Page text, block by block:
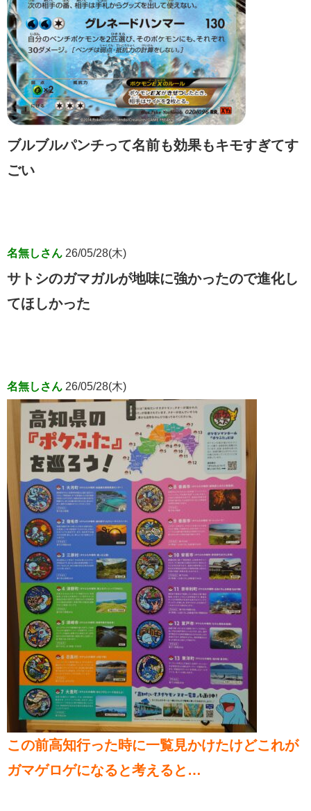
ブルブルパンチって名前も効果もキモすぎてす
ごい
名無しさん 26/05/28(木)
サトシのガマガルが地味に強かったので進化し
てほしかった
名無しさん 26/05/28(木)
この前高知行った時に一覧見かけたけどこれが
ガマゲロゲになると考えると…